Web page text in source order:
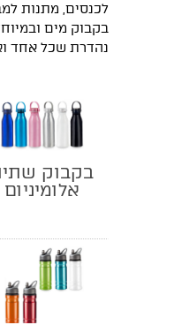
לכנסים, מתנות
בקבוק מים
נהדרת שכל אחד
בקבוק
אלומיניום